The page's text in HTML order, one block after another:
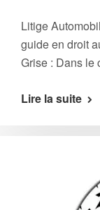
Litige
guide en droit
Grise : Dans le
Lire la suite